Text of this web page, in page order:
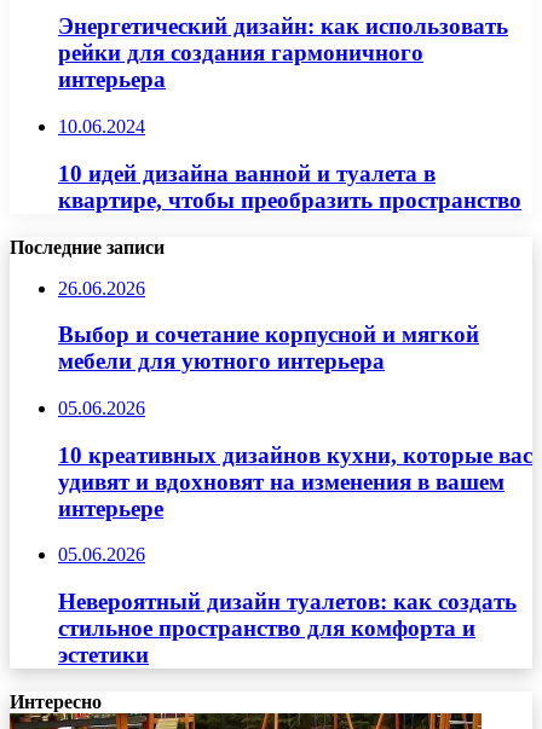
Энергетический дизайн: как использовать
рейки для создания гармоничного
интерьера
10.06.2024
10 идей дизайна ванной и туалета в
квартире, чтобы преобразить пространство
Последние записи
26.06.2026
Выбор и сочетание корпусной и мягкой
мебели для уютного интерьера
05.06.2026
10 креативных дизайнов кухни, которые вас
удивят и вдохновят на изменения в вашем
интерьере
05.06.2026
Невероятный дизайн туалетов: как создать
стильное пространство для комфорта и
эстетики
Интересно